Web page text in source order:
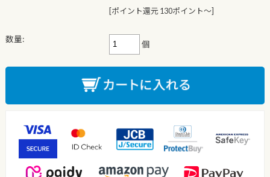
[ポイント還元 130ポイント〜]
数量:
個